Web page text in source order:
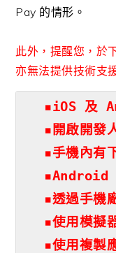
Pay 的情形。
此外，提醒您，於
亦無法提供技術支
▪︎iOS 及
▪︎開啟開發
▪︎手機內有
▪︎Android
▪︎透過手機
▪︎使用模擬
▪︎使用複製